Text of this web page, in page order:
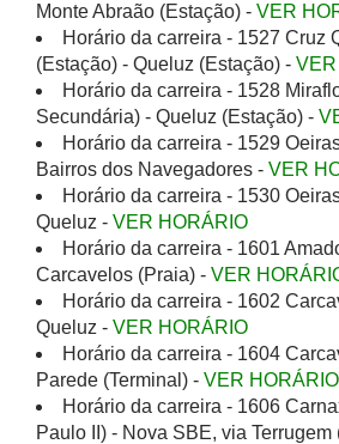
Monte Abraão (Estação) - VER
Horário da carreira - 1527 Cruz
(Estação) - Queluz (Estação) -
Horário da carreira - 1528
Secundária) - Queluz (Estação) -
Horário da carreira - 1529
Bairros dos Navegadores - VER
Horário da carreira - 1530
Queluz - VER HORÁRIO
Horário da carreira - 1601
Carcavelos (Praia) - VER
Horário da carreira - 1602
Queluz - VER HORÁRIO
Horário da carreira - 1604
Parede (Terminal) - VER HORÁRIO
Horário da carreira - 1606
Paulo II) - Nova SBE, via Terrugem